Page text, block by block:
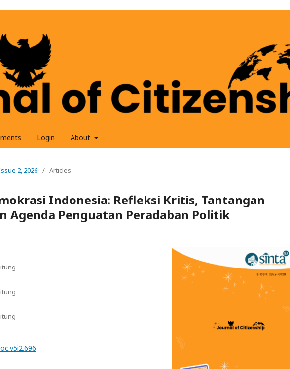
Login About
2, 2026 / Articles
Indonesia: Refleksi Kritis, Tantangan
Agenda Penguatan Peradaban Politik